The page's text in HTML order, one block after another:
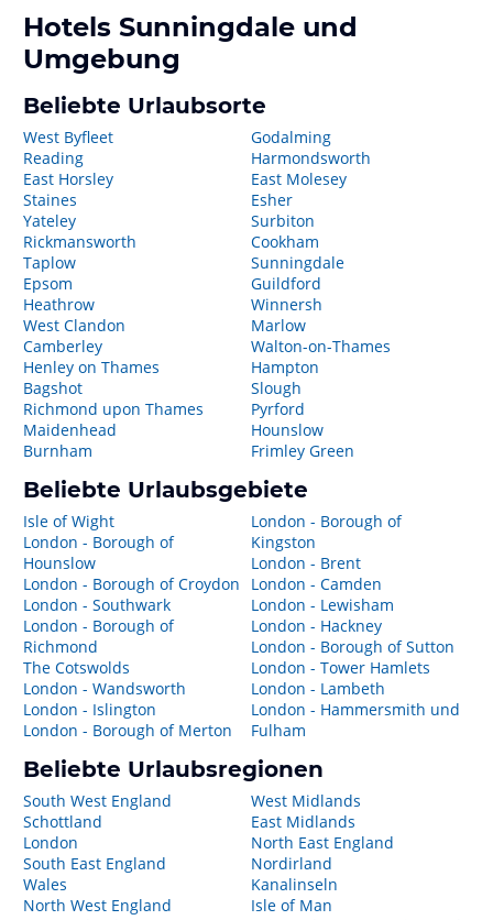
Hotels Sunningdale und
Umgebung
Beliebte Urlaubsorte
West Byfleet
Reading
East Horsley
Staines
Yateley
Rickmansworth
Taplow
Epsom
Heathrow
West Clandon
Camberley
Henley on Thames
Bagshot
Richmond upon Thames
Maidenhead
Burnham
Godalming
Harmondsworth
East Molesey
Esher
Surbiton
Cookham
Sunningdale
Guildford
Winnersh
Marlow
Walton-on-Thames
Hampton
Slough
Pyrford
Hounslow
Frimley Green
Beliebte Urlaubsgebiete
Isle of Wight
London - Borough of
Hounslow
London - Borough of Croydon
London - Southwark
London - Borough of
Richmond
The Cotswolds
London - Wandsworth
London - Islington
London - Borough of Merton
London - Borough of
Kingston
London - Brent
London - Camden
London - Lewisham
London - Hackney
London - Borough of Sutton
London - Tower Hamlets
London - Lambeth
London - Hammersmith und
Fulham
Beliebte Urlaubsregionen
South West England
Schottland
London
South East England
Wales
North West England
West Midlands
East Midlands
North East England
Nordirland
Kanalinseln
Isle of Man